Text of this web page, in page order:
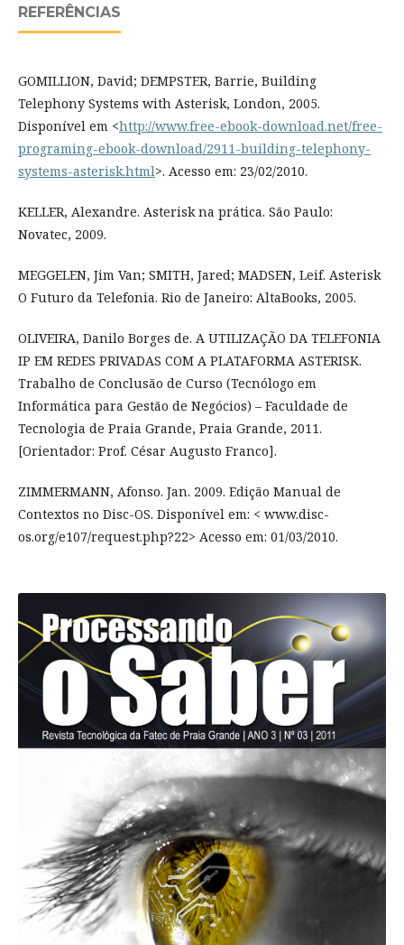
REFERÊNCIAS
GOMILLION, David; DEMPSTER, Barrie, Building
Telephony Systems with Asterisk, London, 2005.
Disponível em <http://www.free-ebook-download.net/free-
programing-ebook-download/2911-building-telephony-
systems-asterisk.html>. Acesso em: 23/02/2010.
KELLER, Alexandre. Asterisk na prática. São Paulo:
Novatec, 2009.
MEGGELEN, Jim Van; SMITH, Jared; MADSEN, Leif. Asterisk
O Futuro da Telefonia. Rio de Janeiro: AltaBooks, 2005.
OLIVEIRA, Danilo Borges de. A UTILIZAÇÃO DA TELEFONIA
IP EM REDES PRIVADAS COM A PLATAFORMA ASTERISK.
Trabalho de Conclusão de Curso (Tecnólogo em
Informática para Gestão de Negócios) – Faculdade de
Tecnologia de Praia Grande, Praia Grande, 2011.
[Orientador: Prof. César Augusto Franco].
ZIMMERMANN, Afonso. Jan. 2009. Edição Manual de
Contextos no Disc-OS. Disponível em: < www.disc-
os.org/e107/request.php?22> Acesso em: 01/03/2010.